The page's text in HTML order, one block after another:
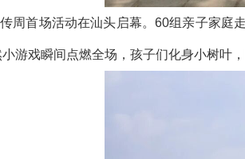
周首场活动在汕头启幕。60组亲子家庭
游戏瞬间点燃全场，孩子们化身小树叶